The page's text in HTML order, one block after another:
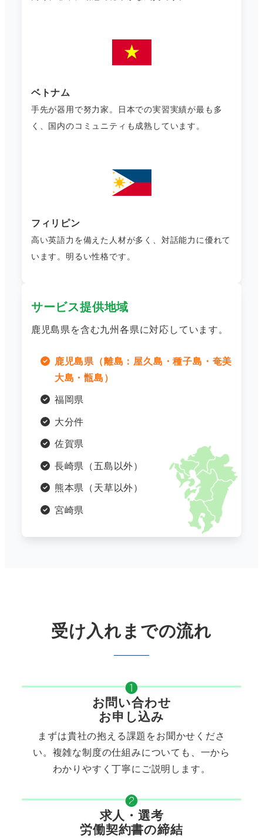
ベトナム
手先が器用で努力家。日本での実習実績が最も多
く、国内のコミュニティも成熟しています。
フィリピン
高い英語力を備えた人材が多く、対話能力に優れて
います。明るい性格です。
サービス提供地域
鹿児島県を含む九州各県に対応しています。
鹿児島県（離島：屋久島・種子島・奄美
大島・甑島）
福岡県
大分件
佐賀県
長崎県（五島以外）
熊本県（天草以外）
宮崎県
受け入れまでの流れ
❶
お問い合わせ
お申し込み
まずは貴社の抱える課題をお聞かせくださ
い。複雑な制度の仕組みについても、一から
わかりやすく丁寧にご説明します。
❷
求人・選考
労働契約書の締結